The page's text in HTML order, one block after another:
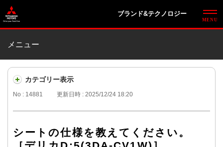
ブランド&テクノロジー
メニュー
カテゴリー表示
No : 14881 更新日時 : 2025/12/24 18:20
シートの仕様を教えてください。